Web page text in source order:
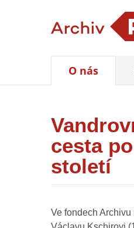
O nás
cesta
století
Ve fondech